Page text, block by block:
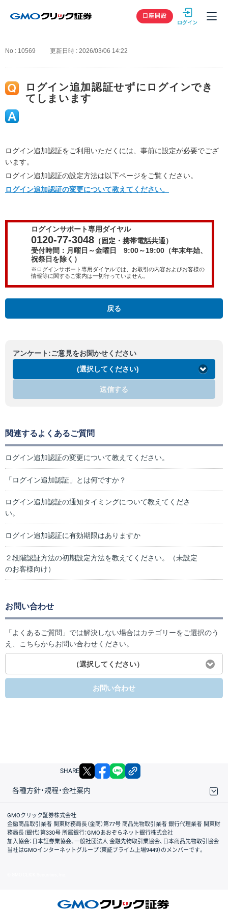
GMOクリック
口座開設
No : 10569 更新日時 : 2026/03/06 14:22
ログイン追加認証せずにログインでき
てしまいます
ログイン追加認証をご利用いただくには、事前に設定が必要でござ
います。
ログイン追加認証の設定方法は以下ページをご覧ください。
ログイン追加認証の変更について教えてください。
ログインサポート専用ダイヤル
0120-77-3048（固定・携帯電話共通）
受付時間：月曜日～金曜日 9:00～19:00（年末年始、
祝祭日を除く）
※ログインサポート専用ダイヤルでは、お取引の内容およびお客様の
情報等に関するご案内は一切行っていません。
戻る
アンケート:ご意見をお聞かせください
(選択してください)
送信する
関連するよくあるご質問
ログイン追加認証の変更について教えてください。
「ログイン追加認証」とは何ですか？
ログイン追加認証の通知タイミングについて教えてくださ
い。
ログイン追加認証に有効期限はありますか
２段階認証方法の初期設定方法を教えてください。（未設定
のお客様向け）
お問い合わせ
「よくあるご質問」では解決しない場合はカテゴリーをご選択のう
え、こちらからお問い合わせください。
（選択してください）
お問い合わせ
SHARE X facebook
各種方針・規程・会社案内
取引規程・約款
サイトマップ
その他のご案内
個人情報保護方針
最良執行方針
サイトのご利用について
ディスクレイマー
信託保全
リスク説明
会社案内
GMOクリック証券株式会社
金融商品取引業者 関東財務局長（金商）第77号 商品先物取引業者 銀行代理業者 関東財
務局長（銀代）第330号 所属銀行：GMOあおぞらネット銀行株式会社
加入協会：日本証券業協会、一般社団法人 金融先物取引業協会、日本商品先物取引協会
当社はGMOインターネットグループ（東証プライム上場9449）のメンバーです。